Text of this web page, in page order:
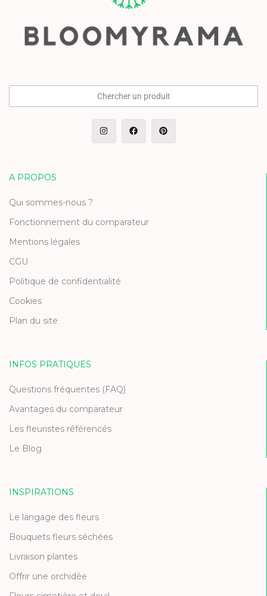
Chercher un produit
A PROPOS
Qui sommes-nous ?
Fonctionnement du comparateur
Mentions légales
CGU
Politique de confidentialité
Cookies
Plan du site
INFOS PRATIQUES
Questions fréquentes (FAQ)
Avantages du comparateur
Les fleuristes référencés
Le Blog
INSPIRATIONS
Le langage des fleurs
Bouquets fleurs séchées
Livraison plantes
Offrir une orchidée